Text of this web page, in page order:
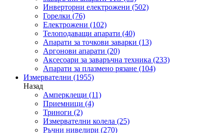
Инверторни електрожени (502)
Горелки (76)
Електрожени (102)
Телоподаващи апарати (40)
Апарати за точкови заварки (13)
Аргонови апарати (20)
Аксесоари за заваръчна техника (233)
Апарати за плазмено рязане (104)
Измервателни (1955)
Назад
Амперклещи (11)
Приемници (4)
Триноги (2)
Измервателни колела (25)
Ръчни нивелири (270)